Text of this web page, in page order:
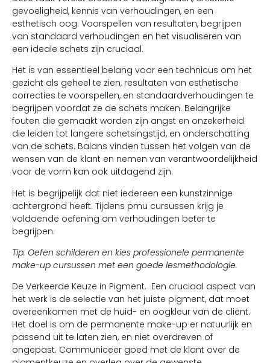
gevoeligheid, kennis van verhoudingen, en een
esthetisch oog. Voorspellen van resultaten, begrijpen
van standaard verhoudingen en het visualiseren van
een ideale schets zijn cruciaal.
Het is van essentieel belang voor een technicus om het
gezicht als geheel te zien, resultaten van esthetische
correcties te voorspellen, en standaardverhoudingen te
begrijpen voordat ze de schets maken. Belangrijke
fouten die gemaakt worden zijn angst en onzekerheid
die leiden tot langere schetsingstijd, en onderschatting
van de schets. Balans vinden tussen het volgen van de
wensen van de klant en nemen van verantwoordelijkheid
voor de vorm kan ook uitdagend zijn.
Het is begrijpelijk dat niet iedereen een kunstzinnige
achtergrond heeft. Tijdens pmu cursussen krijg je
voldoende oefening om verhoudingen beter te
begrijpen.
Tip: Oefen schilderen en kies professionele permanente
make-up cursussen met een goede lesmethodologie.
De Verkeerde Keuze in Pigment. Een cruciaal aspect van
het werk is de selectie van het juiste pigment, dat moet
overeenkomen met de huid- en oogkleur van de cliënt.
Het doel is om de permanente make-up er natuurlijk en
passend uit te laten zien, en niet overdreven of
ongepast. Communiceer goed met de klant over de